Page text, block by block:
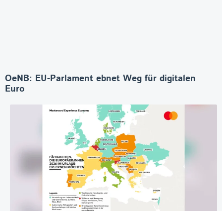
OeNB: EU-Parlament ebnet Weg für digitalen
Euro